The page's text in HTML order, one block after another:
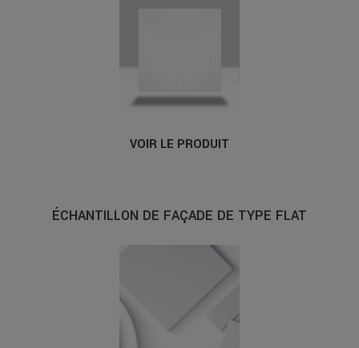
VOIR LE PRODUIT
ÉCHANTILLON DE FAÇADE DE TYPE FLAT